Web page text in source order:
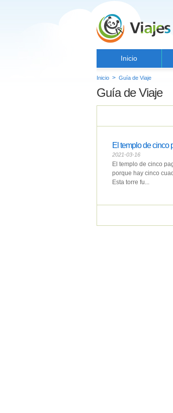
Inicio
Inicio > Guía de Viaje
Guía de Viaje
El templo de cinco
2021-03-16
El templo de cinco
porque hay cinco
Esta torre fu...